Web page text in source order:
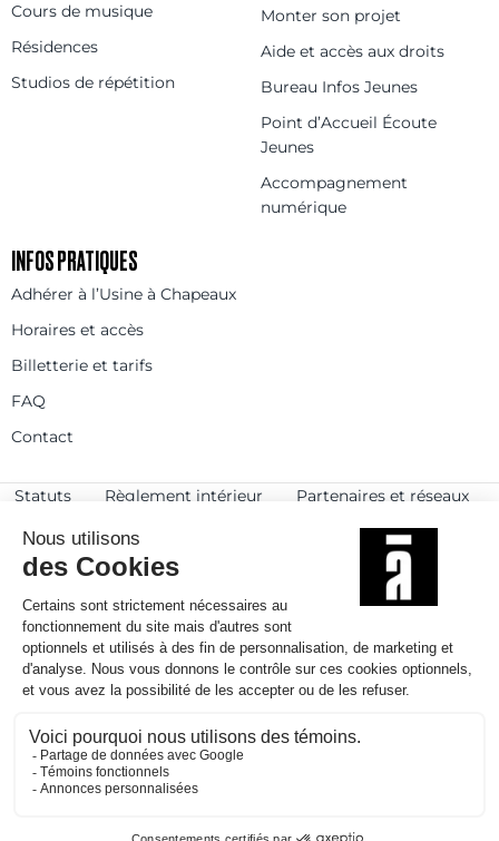
Cours de musique
Résidences
Studios de répétition
Monter son projet
Aide et accès aux droits
Bureau Infos Jeunes
Point d’Accueil Écoute
Jeunes
Accompagnement
numérique
INFOS PRATIQUES
Adhérer à l’Usine à Chapeaux
Horaires et accès
Billetterie et tarifs
FAQ
Contact
Statuts Règlement intérieur
Partenaires et réseaux
© 2025
Politique de confidentialité
Mentions légales et crédits